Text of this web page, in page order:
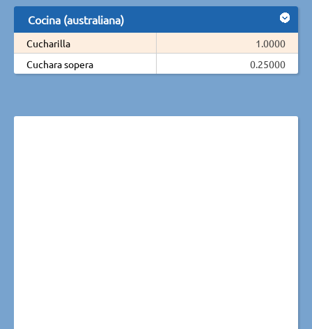
Cocina (australiana)
Cucharilla
1.0000
Cuchara sopera
0.25000